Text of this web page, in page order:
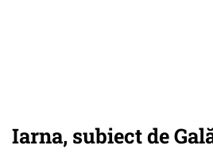
Iarna, subiect de